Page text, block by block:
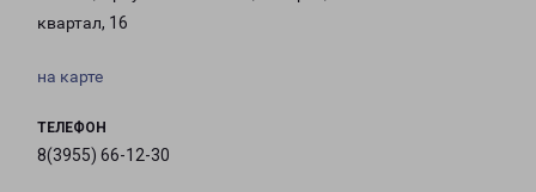
квартал, 16
на карте
ТЕЛЕФОН
8(3955) 66-12-30